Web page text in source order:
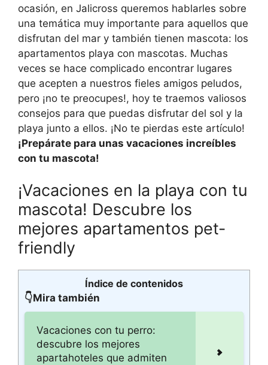
ocasión, en Jalicross queremos hablarles sobre
una temática muy importante para aquellos que
disfrutan del mar y también tienen mascota: los
apartamentos playa con mascotas. Muchas
veces se hace complicado encontrar lugares
que acepten a nuestros fieles amigos peludos,
pero ¡no te preocupes!, hoy te traemos valiosos
consejos para que puedas disfrutar del sol y la
playa junto a ellos. ¡No te pierdas este artículo!
¡Prepárate para unas vacaciones increíbles
con tu mascota!
¡Vacaciones en la playa con tu
mascota! Descubre los
mejores apartamentos pet-
friendly
Índice de contenidos
👇Mira también
Vacaciones con tu perro:
descubre los mejores
apartahoteles que admiten